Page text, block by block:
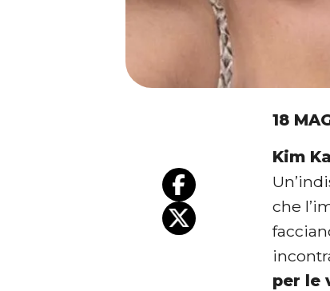
18
Kim
che
per le